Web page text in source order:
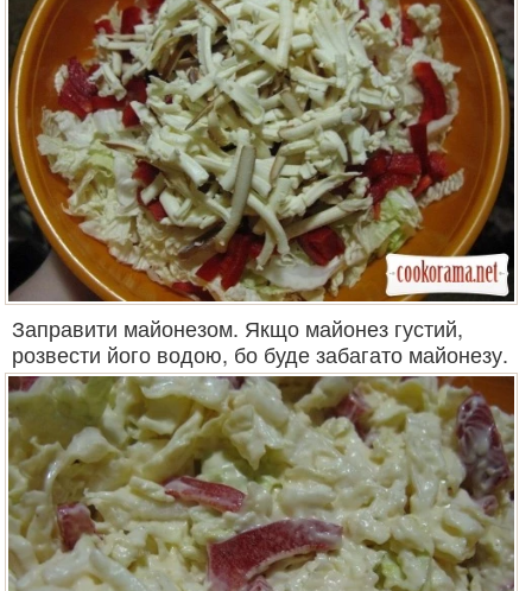
Заправити майонезом. Якщо майонез густий,
розвести його водою, бо буде забагато майонезу.